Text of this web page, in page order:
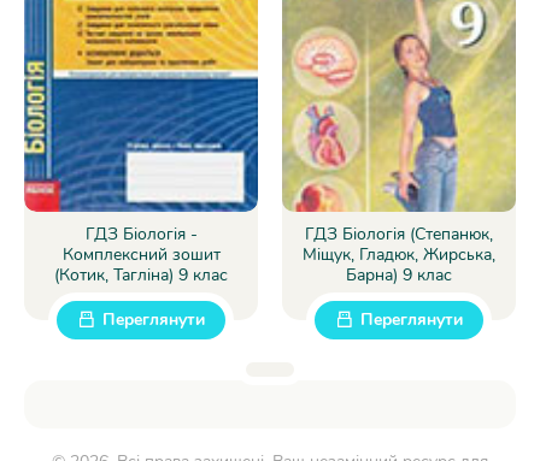
ГДЗ Біологія -
Комплексний зошит
(Котик, Тагліна) 9 клас
Переглянути
ГДЗ Біологія (Степанюк,
Міщук, Гладюк, Жирська,
Барна) 9 клас
Переглянути